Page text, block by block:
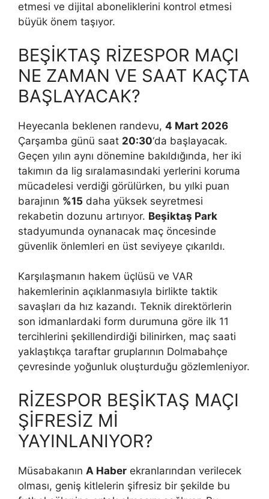
etmesi ve dijital aboneliklerini kontrol etmesi
büyük önem taşıyor.
BEŞİKTAŞ RİZESPOR MAÇI
NE ZAMAN VE SAAT KAÇTA
BAŞLAYACAK?
Heyecanla beklenen randevu, 4 Mart 2026
Çarşamba günü saat 20:30‘da başlayacak.
Geçen yılın aynı dönemine bakıldığında, her iki
takımın da lig sıralamasındaki yerlerini koruma
mücadelesi verdiği görülürken, bu yılki puan
barajının %15 daha yüksek seyretmesi
rekabetin dozunu artırıyor. Beşiktaş Park
stadyumunda oynanacak maç öncesinde
güvenlik önlemleri en üst seviyeye çıkarıldı.
Karşılaşmanın hakem üçlüsü ve VAR
hakemlerinin açıklanmasıyla birlikte taktik
savaşları da hız kazandı. Teknik direktörlerin
son idmanlardaki form durumuna göre ilk 11
tercihlerini şekillendirdiği bilinirken, maç saati
yaklaştıkça taraftar gruplarının Dolmabahçe
çevresinde yoğunluk oluşturduğu gözlemleniyor.
RİZESPOR BEŞİKTAŞ MAÇI
ŞİFRESİZ Mİ
YAYINLANIYOR?
Müsabakanın A Haber ekranlarından verilecek
olması, geniş kitlelerin şifresiz bir şekilde bu